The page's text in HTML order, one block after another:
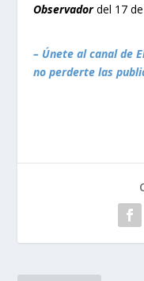
Observadordel 17
– Únete al canal de
no perderte las